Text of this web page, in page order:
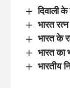
दिवाली
भारत
भारत के
भारत का
भारतीय